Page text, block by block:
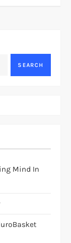
SEARCH
Mind In